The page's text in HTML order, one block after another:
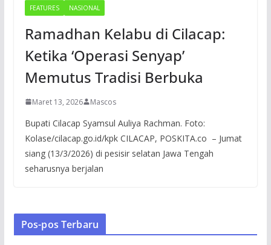
FEATURES NASIONAL
Ramadhan Kelabu di Cilacap:
Ketika ‘Operasi Senyap’
Memutus Tradisi Berbuka
Maret 13, 2026 Mascos
Bupati Cilacap Syamsul Auliya Rachman. Foto:
Kolase/cilacap.go.id/kpk CILACAP, POSKITA.co – Jumat
siang (13/3/2026) di pesisir selatan Jawa Tengah
seharusnya berjalan
Pos-pos Terbaru